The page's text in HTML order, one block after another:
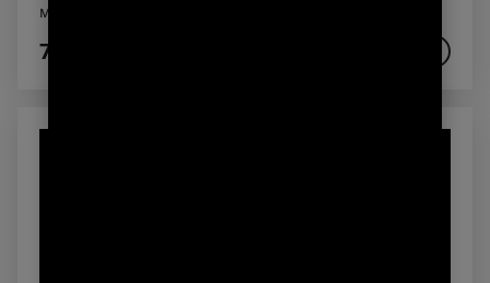
миндального ореха
790₽